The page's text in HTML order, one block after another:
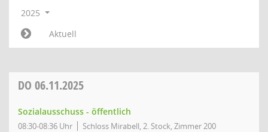
2025
Aktuell
DO 06.11.2025
Sozialausschuss - öffentlich
08:30-08:36 Uhr Schloss Mirabell, 2. Stock, Zimmer 200